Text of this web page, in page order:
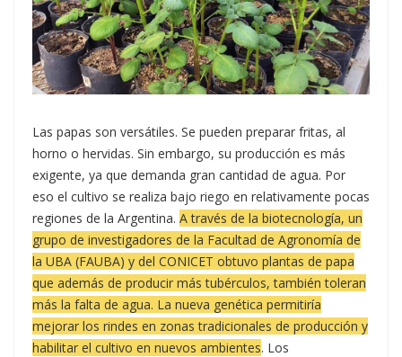
Las papas son versátiles. Se pueden preparar fritas, al
horno o hervidas. Sin embargo, su producción es más
exigente, ya que demanda gran cantidad de agua. Por
eso el cultivo se realiza bajo riego en relativamente pocas
regiones de la Argentina. A través de la biotecnología, un
grupo de investigadores de la Facultad de Agronomía de
la UBA (FAUBA) y del CONICET obtuvo plantas de papa
que además de producir más tubérculos, también toleran
más la falta de agua. La nueva genética permitiría
mejorar los rindes en zonas tradicionales de producción y
habilitar el cultivo en nuevos ambientes. Los